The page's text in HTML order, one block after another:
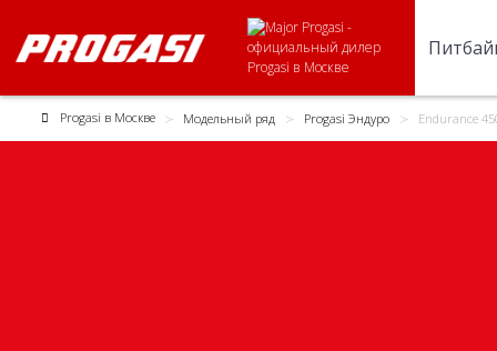
Progasi в Москве Модельный ряд Progasi Эндуро Endurance